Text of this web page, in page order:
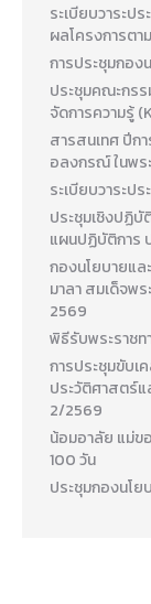
ระเบียบวาระป
ผลโครงการต
การประชุมกอ
ประชุมคณะกร
จัดการความรู้
สารสนเทศ ปีก
อลงกรณ์ ในพร
ระเบียบวาระป
ประชุมเชิงปฏิบั
แผนปฏิบัติการ
กองนโยบายแล
มาลา สมเด็จพ
2569
พิธีรับพระราช
การประชุมขับเ
ประวัติศาสตร์
2/2569
น้อมอาลัย แม่ข
100 วัน
ประชุมกองนโย